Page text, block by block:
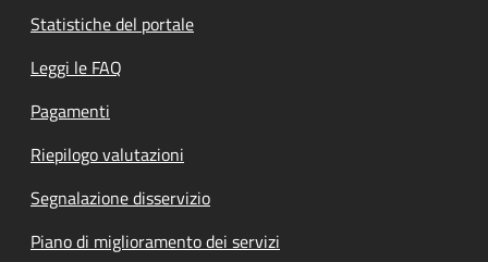
Statistiche del portale
Leggi le FAQ
Pagamenti
Riepilogo valutazioni
Segnalazione disservizio
Piano di miglioramento dei servizi